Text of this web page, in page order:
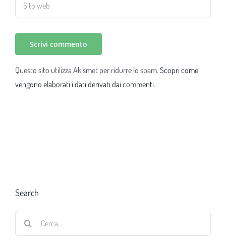
Questo sito utilizza Akismet per ridurre lo spam. Scopri come
vengono elaborati i dati derivati dai commenti.
Search